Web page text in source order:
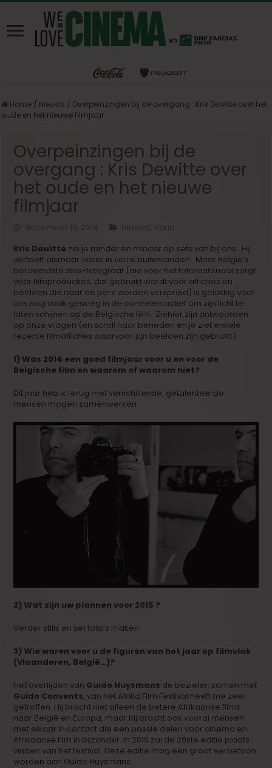
Home / Nieuws / Overpeinzingen bij de overgang : Kris Dewitte over het
oude en het nieuwe filmjaar
Overpeinzingen bij de
overgang : Kris Dewitte over
het oude en het nieuwe
filmjaar
Nieuws
Varia
Kris Dewitte zie je minder en minder op sets van bij ons. Hij
vertoeft alsmaar vaker in verre buitenlanden. Maar België’s
beroemdste stills-fotograaf (die voor het fotomateriaal zorgt
voor filmproducties, dat gebruikt wordt voor affiches en
beelden die naar de pers worden verspreid) is gelukkig voor
ons nog vaak genoeg in de contreien actief om zijn licht te
laten schijnen op de Belgische film. Ziehier zijn antwoorden
op onze vragen (en scroll naar beneden en je ziet enkele
recente filmaffiches waarvoor zijn beelden zijn gebruikt)
1) Was 2014 een goed filmjaar voor u en voor de
Belgische film en waarom of waarom niet?
Dit jaar heb ik terug met verschillende, getalenteerde
mensen mogen samenwerken.
2) Wat zijn uw plannen voor 2015 ?
Verder stills en set foto’s maken.
3) Wie waren voor u de figuren van het jaar op filmvlak
(Vlaanderen, België…)?
Het overlijden van Guido Huysmans de bezieler, samen met
Guido Convents, van het Afrika Film Festival heeft me zeer
getroffen. Hij bracht niet alleen de betere Afrikaanse films
naar België en Europa, maar hij bracht ook vooral mensen
met elkaar in contact die een passie delen voor cinema en
Afrikaanse film in bijzonder. In 2015 zal de 20ste editie plaats
vinden van het festival. Deze editie mag een groot eerbetoon
worden aan Guido Huysmans.